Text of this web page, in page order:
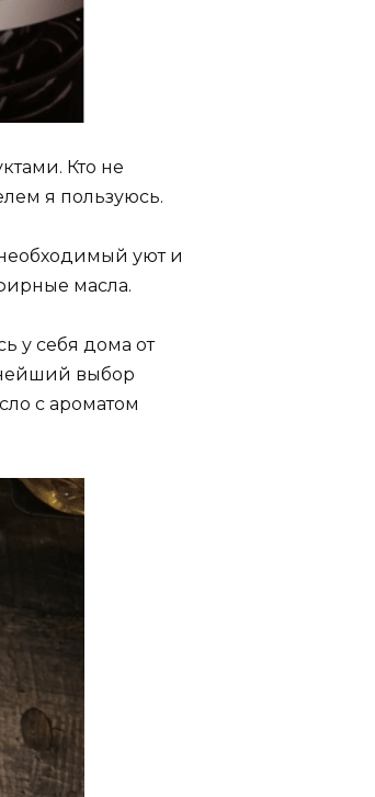
Кто не
я пользуюсь.
уют и
масла.
у себя дома от
выбор
с ароматом